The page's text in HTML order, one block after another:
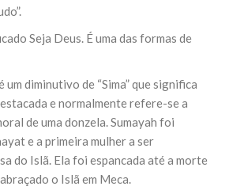
Seja Deus. É uma das formas de
um diminutivo de “Sima” que significa
e normalmente refere-se a
de uma donzela. Sumayah foi
e a primeira mulher a ser
do Islã. Ela foi espancada até a morte
o Islã em Meca.